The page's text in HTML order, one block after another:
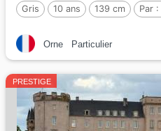
Gris 10 ans 139 cm Par :
Orne Particulier
PRESTIGE